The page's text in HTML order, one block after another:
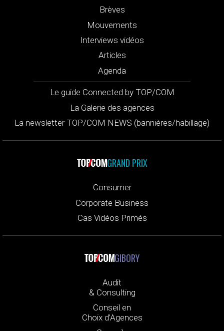
Brèves
Mouvements
Interviews vidéos
Articles
Agenda
Le guide Connected by TOP/COM
La Galerie des agences
La newsletter TOP/COM NEWS (bannières/habillage)
GRAND PRIX
Consumer
Corporate Business
Cas Vidéos Primés
GIBORY
Audit
& Consulting
Conseil en
Choix d’Agences